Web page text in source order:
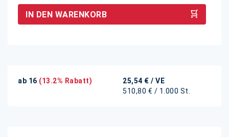
IN DEN WARENKORB
ab 16 (13.2% Rabatt) 25,54 € / VE
510,80 € / 1.000 St.